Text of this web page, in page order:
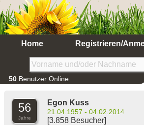
Home Registrieren/
50 Benutzer Online
56
Jahre
Egon Kuss
21.04.1957 - 04.02.2014
[3.858 Besucher]